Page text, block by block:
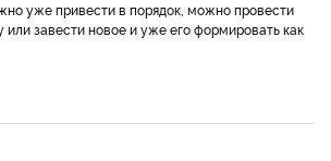
уже привести в порядок, можно провести
или завести новое и уже его формировать как